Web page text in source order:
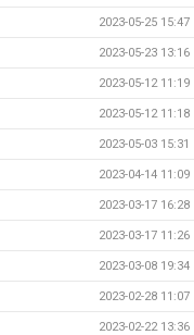
2023-05-25 15:47
2023-05-23 13:16
2023-05-12 11:19
2023-05-12 11:18
2023-05-03 15:31
2023-04-14 11:09
2023-03-17 16:28
2023-03-17 11:26
2023-03-08 19:34
2023-02-28 11:07
2023-02-22 13:36